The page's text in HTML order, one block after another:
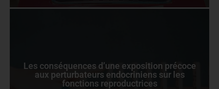
Les conséquences d’une exposition précoce
aux perturbateurs endocriniens sur les
fonctions reproductrices